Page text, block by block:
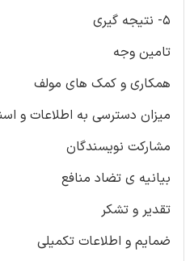
5- نتیجه گیری
تامین وجه
همکاری و کمک های مولف
میزان دسترسی به اطلاعات و
مشارکت نویسندگان
بیانیه ی تضاد منافع
تقدیر و تشکر
ضمایم و اطلاعات تکمیلی